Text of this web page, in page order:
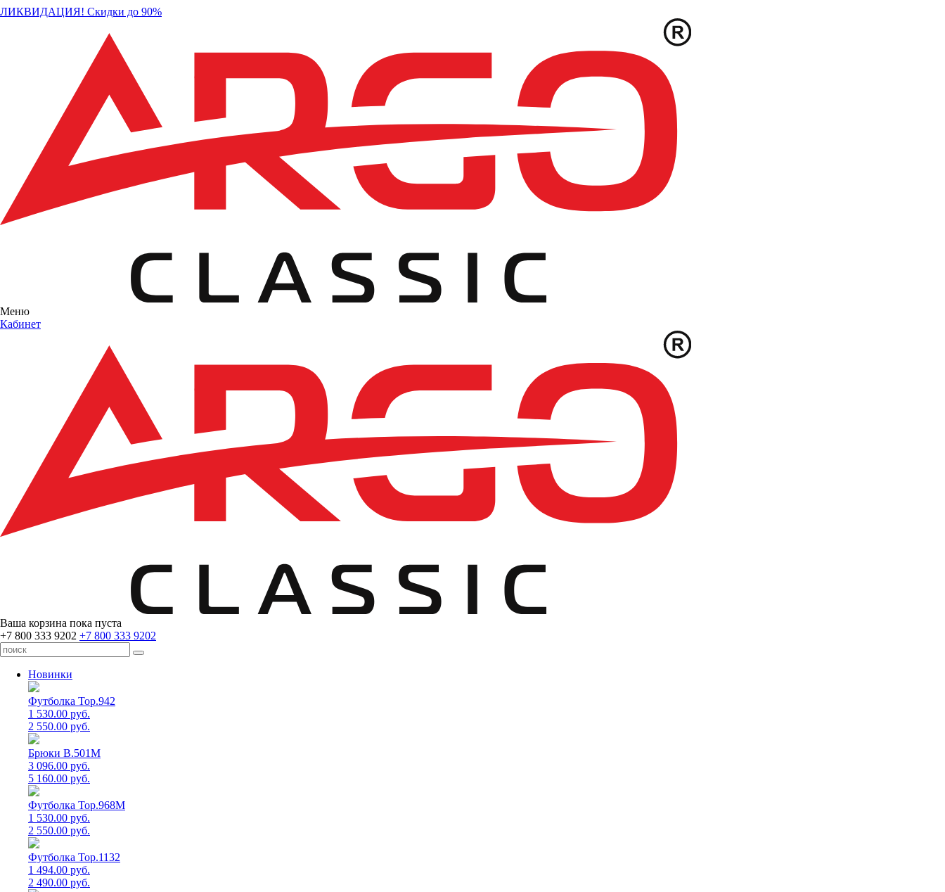
ЛИКВИДАЦИЯ! Скидки до 90%
Меню
Кабинет
Ваша корзина пока пуста
+7 800 333 9202 +7 800 333 9202
Новинки
Футболка Top.942
1 530.00 руб.
2 550.00 руб.
Брюки B.501M
3 096.00 руб.
5 160.00 руб.
Футболка Top.968M
1 530.00 руб.
2 550.00 руб.
Футболка Top.1132
1 494.00 руб.
2 490.00 руб.